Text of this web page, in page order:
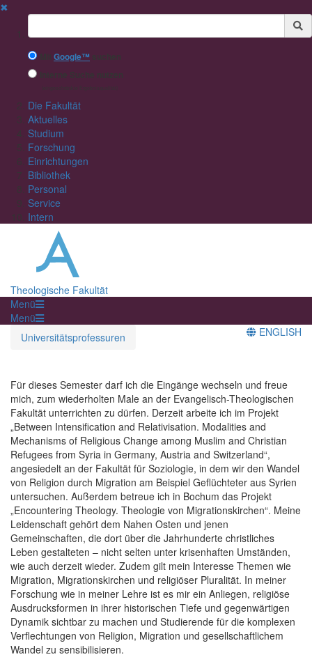
✖
Suchbegriff
Mit Google™ suchen
Interne Suche nutzen
Die Fakultät
Aktuelles
Studium
Forschung
Einrichtungen
Bibliothek
Personal
Service
Intern
Theologische Fakultät
Menü
Menü
Universitätsprofessuren
ENGLISH
Für dieses Semester darf ich die Eingänge wechseln und freue
mich, zum wiederholten Male an der Evangelisch-Theologischen
Fakultät unterrichten zu dürfen. Derzeit arbeite ich im Projekt
„Between Intensification and Relativisation. Modalities and
Mechanisms of Religious Change among Muslim and Christian
Refugees from Syria in Germany, Austria and Switzerland“,
angesiedelt an der Fakultät für Soziologie, in dem wir den Wandel
von Religion durch Migration am Beispiel Geflüchteter aus Syrien
untersuchen. Außerdem betreue ich in Bochum das Projekt
„Encountering Theology. Theologie von Migrationskirchen“. Meine
Leidenschaft gehört dem Nahen Osten und jenen
Gemeinschaften, die dort über die Jahrhunderte christliches
Leben gestalteten – nicht selten unter krisenhaften Umständen,
wie auch derzeit wieder. Zudem gilt mein Interesse Themen wie
Migration, Migrationskirchen und religiöser Pluralität. In meiner
Forschung wie in meiner Lehre ist es mir ein Anliegen, religiöse
Ausdrucksformen in ihrer historischen Tiefe und gegenwärtigen
Dynamik sichtbar zu machen und Studierende für die komplexen
Verflechtungen von Religion, Migration und gesellschaftlichem
Wandel zu sensibilisieren.